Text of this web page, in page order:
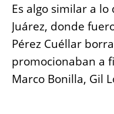
Es algo similar a
Juárez, donde
Pérez Cuéllar
promocionaban a
Marco Bonilla, Gil